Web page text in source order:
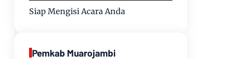
Siap Mengisi Acara Anda
Pemkab Muarojambi